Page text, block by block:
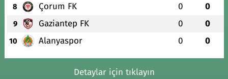
8 Çorum FK 0 0
9 Gaziantep FK 0 0
10 Alanyaspor 0 0
Detaylar için tıklayın